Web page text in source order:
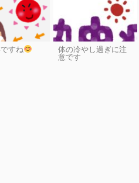
すね 体の冷やし過ぎに注
意です